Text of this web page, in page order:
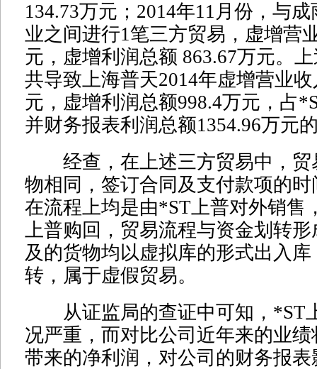
134.73万元；2014年11月份，与
业之间进行1笔三方贸易，虚增营
元，虚增利润总额 863.67万元。
共导致上海普天2014年虚增营业收
元，虚增利润总额998.4万元，占
并财务报表利润总额1354.96万元
经查，在上述三方贸易中，贸
物相同，签订合同及支付款项的
在流程上均是由*ST上普对外销售
上普购回，贸易流程与资金划转
及的货物均以虚拟库的形式出入
转，属于虚假贸易。
从证监局的查证中可知，*ST
况严重，而对比公司近年来的业
带来的净利润，对公司的财务报